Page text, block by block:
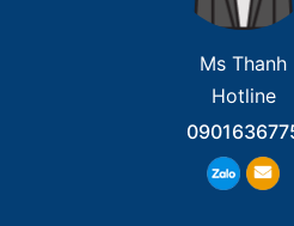
Ms Thanh
Hotline